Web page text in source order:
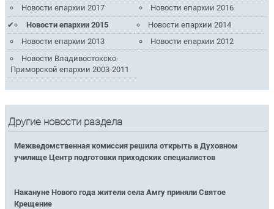
Новости епархии 2017
Новости епархии 2016
Новости епархии 2015
Новости епархии 2014
Новости епархии 2013
Новости епархии 2012
Новости Владивостокско-
Приморской епархии 2003-2011
Другие новости раздела
Межведомственная комиссия решила открыть в Духовном
училище Центр подготовки приходских специалистов
Накануне Нового года жители села Амгу приняли Святое
Крещение